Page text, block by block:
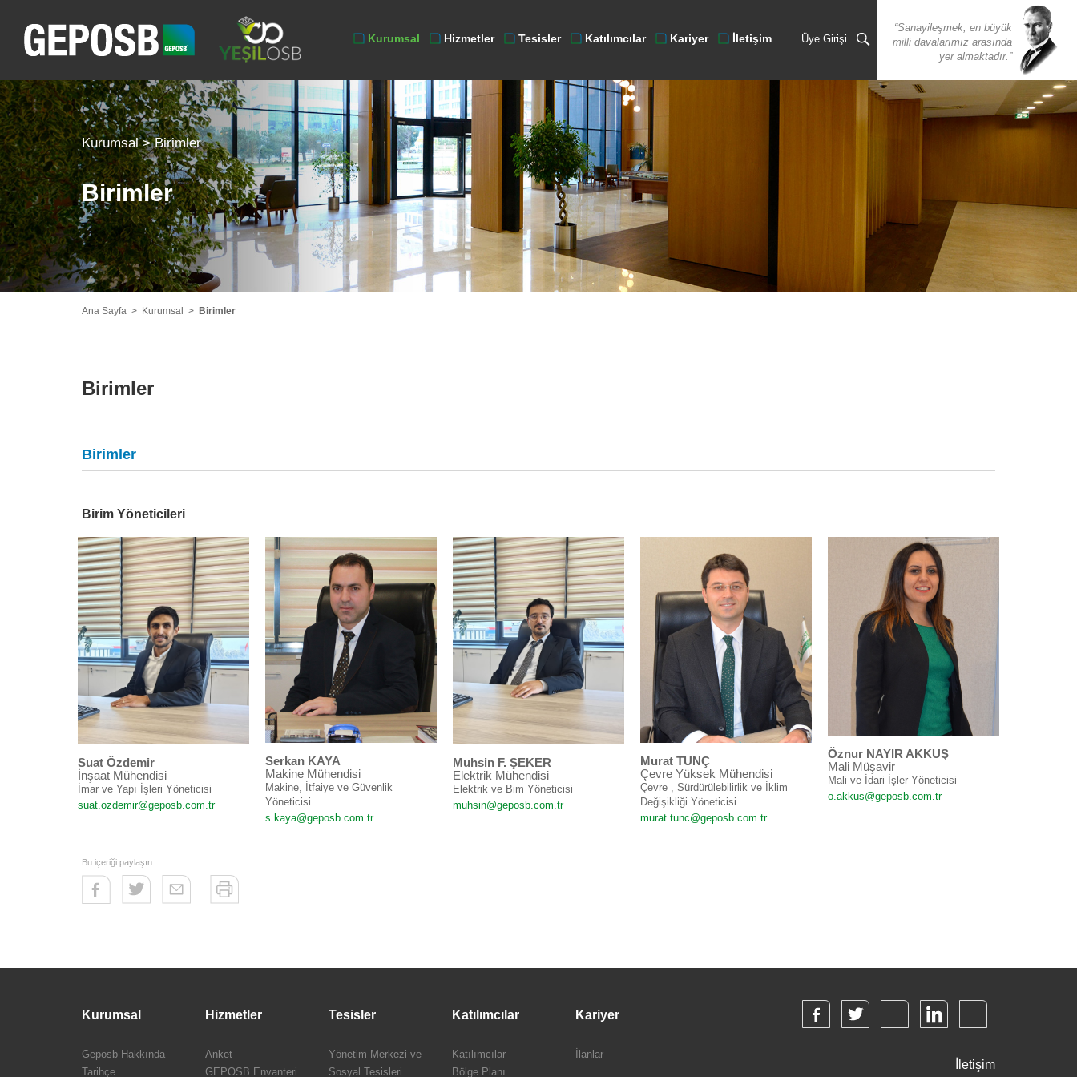
Kurumsal Hizmetler Tesisler Katılımcılar Kariyer İletişim Üye Girişi
“Sanayileşmek, en büyük
milli davalarımız arasında
yer almaktadır.”
Kurumsal > Birimler
Birimler
Ana Sayfa Kurumsal Birimler
Birimler
Birimler
Birim Yöneticileri
Suat Özdemir
İnşaat Mühendisi
İmar ve Yapı İşleri Yöneticisi
suat.ozdemir@geposb.com.tr
Serkan KAYA
Makine Mühendisi
Makine, İtfaiye ve Güvenlik
Yöneticisi
s.kaya@geposb.com.tr
Muhsin F. ŞEKER
Elektrik Mühendisi
Elektrik ve Bim Yöneticisi
muhsin@geposb.com.tr
Murat TUNÇ
Çevre Yüksek Mühendisi
Çevre , Sürdürülebilirlik ve İklim
Değişikliği Yöneticisi
murat.tunc@geposb.com.tr
Öznur NAYIR AKKUŞ
Mali Müşavir
Mali ve İdari İşler Yöneticisi
o.akkus@geposb.com.tr
Bu içeriği paylaşın
Kurumsal
Geposb Hakkında
Tarihçe
Hizmetler
Anket
GEPOSB Envanteri
Tesisler
Yönetim Merkezi ve
Sosyal Tesisleri
Katılımcılar
Katılımcılar
Bölge Planı
Kariyer
İlanlar
İletişim